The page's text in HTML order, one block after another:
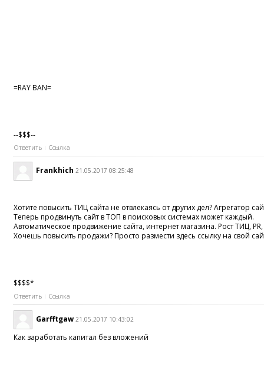
=RAY BAN=
--$$$--
Ответить Ссылка
Frankhich 21.05.2017 08:25:48
Хотите повысить ТИЦ сайта не отвлекаясь от других дел? Агрегатор
Теперь продвинуть сайт в ТОП в поисковых системах может каждый.
Автоматическое продвижение сайта, интернет магазина. Рост ТИЦ,
Хочешь повысить продажи? Просто размести здесь ссылку на свой
$$$$*
Ответить Ссылка
Garfftgaw 21.05.2017 10:43:02
Как заработать капитал без вложений